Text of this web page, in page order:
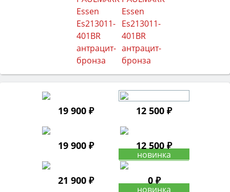
19 900 ₽ 12 500 ₽
19 900 ₽ 12 500 ₽
21 900 ₽ 0 ₽